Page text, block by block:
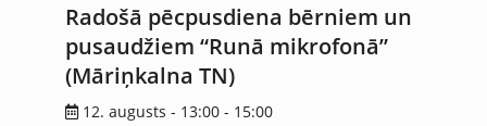
Radošā pēcpusdiena bērniem un
pusaudžiem “Runā mikrofonā”
(Māriņkalna TN)
12. augusts - 13:00 - 15:00